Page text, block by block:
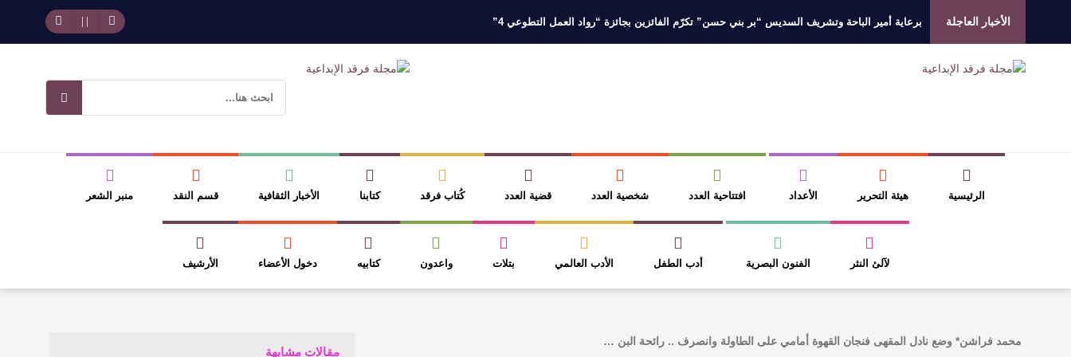
الأخبار العاجلة برعاية أمير الباحة وتشريف السديس “بر بني حسن” تكرّم الفائزين بجائزة “رواد العمل التطوعي 4”
مهرجان الأطاولة التراثي يجمع الشاعر عبدالواحد بجمهوره
​ اللون الأحمر وشاح سردية الأدب وسر رمزية النصوص آليات البناء الاستهلالي في رواية : ( على كف رتويت ) للدكتورة زينب الخضيري
الرئيسية هيئة التحرير الأعداد افتتاحية العدد شخصية العدد قضية العدد كُتاب فرقد كتابنا الأخبار الثقافية قسم النقد منبر الشعر
لآلئ النثر الفنون البصرية أدب الطفل الأدب العالمي بتلات واعدون كتابيه دخول الأعضاء الأرشيف
مقالات مشابهة
محمد فراشن* وضع نادل المقهى فنجان القهوة أمامي على الطاولة وانصرف .. رائحة البن …